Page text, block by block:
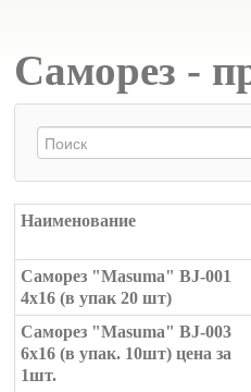
Саморез -
Наименование
Саморез "Masuma" BJ-001
4x16 (в упак 20 шт)
Саморез "Masuma" BJ-003
6x16 (в упак. 10шт) цена за
1шт.